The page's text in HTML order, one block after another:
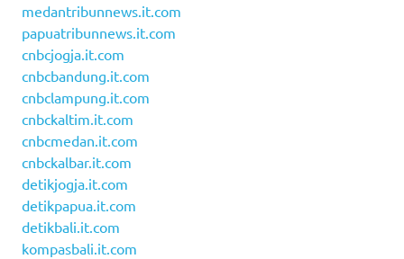
medantribunnews.it.com
papuatribunnews.it.com
cnbcjogja.it.com
cnbcbandung.it.com
cnbclampung.it.com
cnbckaltim.it.com
cnbcmedan.it.com
cnbckalbar.it.com
detikjogja.it.com
detikpapua.it.com
detikbali.it.com
kompasbali.it.com